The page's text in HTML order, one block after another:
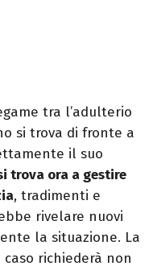
tra l’adulterio
si trova di fronte a
il suo
trova ora a gestire
, tradimenti e
rivelare nuovi
la situazione. La
richiederà non